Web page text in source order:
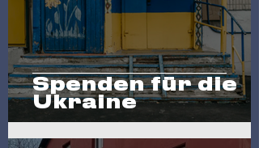
Spenden für die
Ukraine